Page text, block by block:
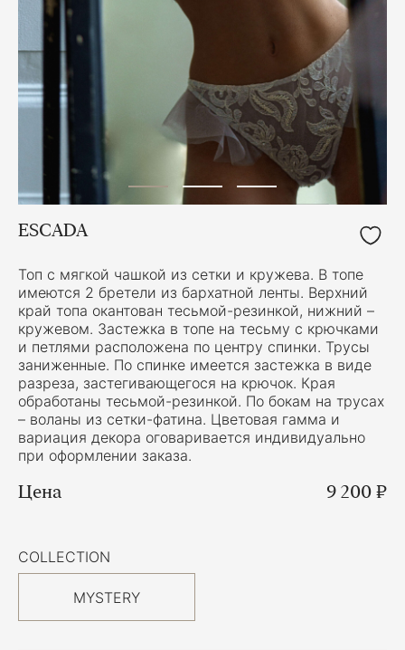
ESCADA
Топ с мягкой чашкой из сетки и кружева. В топе
имеются 2 бретели из бархатной ленты. Верхний
край топа окантован тесьмой-резинкой, нижний –
кружевом. Застежка в топе на тесьму с крючками
и петлями расположена по центру спинки. Трусы
заниженные. По спинке имеется застежка в виде
разреза, застегивающегося на крючок. Края
обработаны тесьмой-резинкой. По бокам на трусах
– воланы из сетки-фатина. Цветовая гамма и
вариация декора оговаривается индивидуально
при оформлении заказа.
Цена 9 200 ₽
COLLECTION
MYSTERY